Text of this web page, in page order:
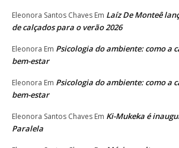
Eleonora Santos Chaves Em Laíz De Monteê
de calçados para o verão 2026
Eleonora Em Psicologia do ambiente: como a
bem-estar
Eleonora Em Psicologia do ambiente: como a
bem-estar
Eleonora Santos Chaves Em Ki-Mukeka é
Paralela